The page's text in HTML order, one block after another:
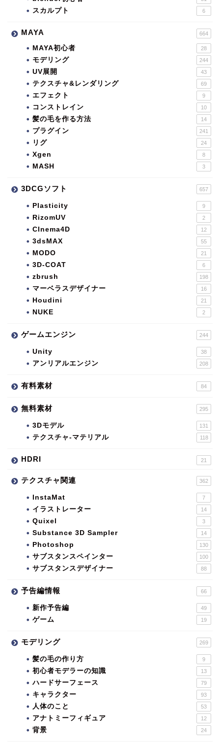
スカルプト 6
MAYA 664
MAYA初心者 28
モデリング 244
UV展開 43
テクスチャ&レンダリング 69
エフェクト 9
コンストレイン 10
髪の毛を作る方法 14
プラグイン 241
リグ 24
Xgen 8
MASH 3
3DCGソフト 657
Plasticity 9
RizomUV 2
CInema4D 12
3dsMAX 55
MODO 21
3D-COAT 6
zbrush 198
マーベラスデザイナー 16
Houdini 21
NUKE 2
ゲームエンジン 244
Unity 38
アンリアルエンジン 208
有料素材 84
無料素材 295
3Dモデル 131
テクスチャ-マテリアル 118
HDRI 21
テクスチャ関連 362
InstaMat 7
イラストレーター 14
Quixel 3
Substance 3D Sampler 14
Photoshop 130
サブスタンスペインター 100
サブスタンスデザイナー 88
予告編情報 66
新作予告編 49
ゲーム 19
モデリング 269
髪の毛の作り方 9
初心者モデラーの知識 13
ハードサーフェース 79
キャラクター 93
人体のこと 53
アナトミーフィギュア 12
背景 24